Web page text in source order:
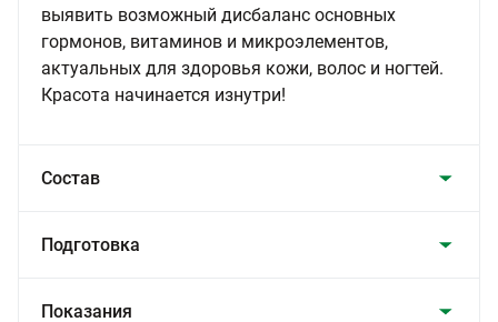
выявить возможный дисбаланс основных
гормонов, витаминов и микроэлементов,
актуальных для здоровья кожи, волос и ногтей.
Красота начинается изнутри!
Состав
Подготовка
Показания